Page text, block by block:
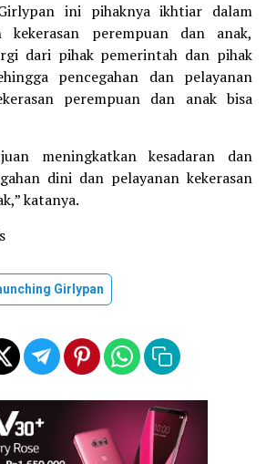
ini pihaknya ikhtiar dalam
kekerasan perempuan dan anak,
dari pihak pemerintah dan pihak
pencegahan dan pelayanan
perempuan dan anak bisa
meningkatkan kesadaran dan
dini dan pelayanan kekerasan
katanya.
Girlypan